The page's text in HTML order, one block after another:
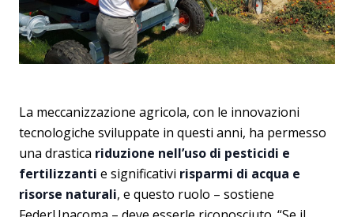
La meccanizzazione agricola, con le innovazioni
tecnologiche sviluppate in questi anni, ha permesso
una drastica riduzione nell’uso di pesticidi e
fertilizzanti e significativi risparmi di acqua e
risorse naturali, e questo ruolo – sostiene